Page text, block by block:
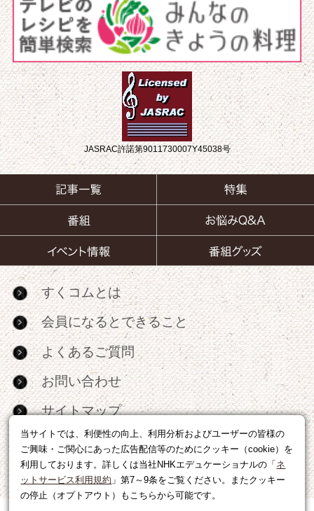
当サイトでは、利便性の向上、利用分析およびユーザーの皆様の
ご興味・ご関心にあった広告配信等のためにクッキー（cookie）を
利用しております。詳しくは当社NHKエデュケーショナルの「 ネ
ットサービス利用規約 」第7～9条をご覧ください。またクッキー
の停止（オプトアウト）もこちらから可能です。
JASRAC許諾第9011730007Y45038号
すくコムとは
会員になるとできること
よくあるご質問
お問い合わせ
サイトマップ
RSS
広告出稿・パートナーシップについて